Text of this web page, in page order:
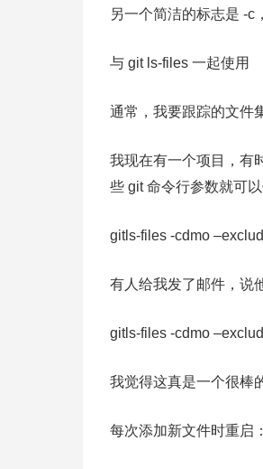
另一个简洁的标志是 -c
与 git ls-files 一起使用
通常，我要跟踪的文件
我现在有一个项目，有
些 git 命令行参数就可
gitls-files -cdmo
有人给我发了邮件，说
gitls-files -cdmo
我觉得这真是一个很棒
每次添加新文件时重启